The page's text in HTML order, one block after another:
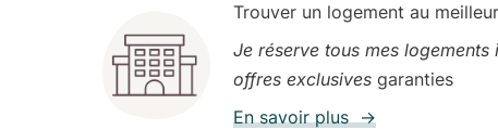
Trouver un logement au
Je réserve tous mes
offres exclusives garanties
En savoir plus →